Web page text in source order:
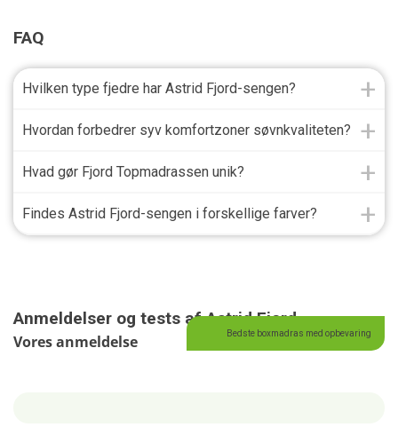
FAQ
Hvilken type fjedre har Astrid Fjord-sengen?
Hvordan forbedrer syv komfortzoner søvnkvaliteten?
Hvad gør Fjord Topmadrassen unik?
Findes Astrid Fjord-sengen i forskellige farver?
Anmeldelser og tests af Astrid Fjord
Vores anmeldelse Bedste boxmadras med opbevaring